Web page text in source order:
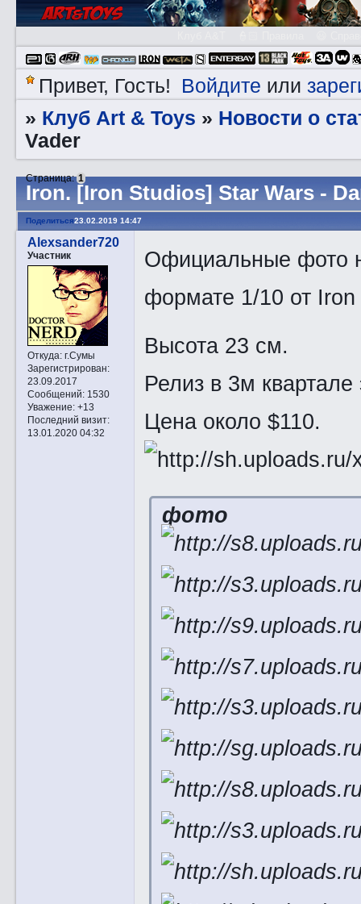
Привет, Гость! Войдите или
» Клуб Art & Toys » Новости о
Vader
Irоn. [Iron Studios] Star Wars -
Страница:1
Поделиться23.02.2019 14:47
Alexsander720
Участник
Откуда:г.Сумы
Зарегистрирован:
23.09.2017
Сообщений:1530
Уважение: +13
Последний визит:
13.01.2020 04:32
Официальные фото
формате 1/10 от
Высота 23 см.
Релиз в 3м квартале
Цена около $110.
фото